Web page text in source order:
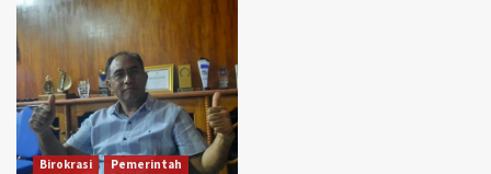
Birokrasi
Pemerintah